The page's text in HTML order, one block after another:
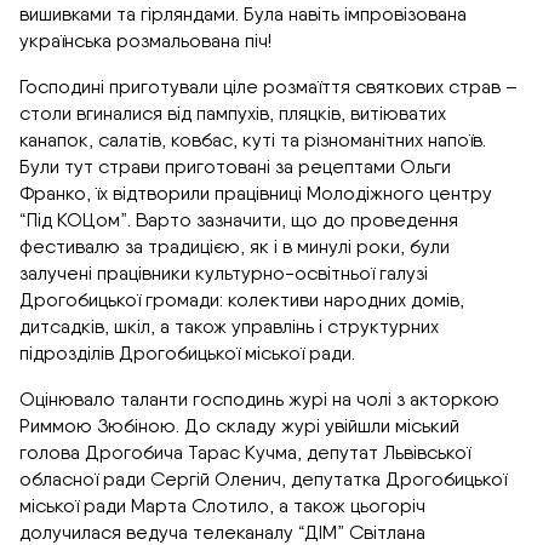
вишивками та гірляндами. Була навіть імпровізована
українська розмальована піч!
Господині приготували ціле розмаїття святкових страв –
столи вгиналися від пампухів, пляцків, витіюватих
канапок, салатів, ковбас, куті та різноманітних напоїв.
Були тут страви приготовані за рецептами Ольги
Франко, їх відтворили працівниці Молодіжного центру
“Під КОЦом”. Варто зазначити, що до проведення
фестивалю за традицією, як і в минулі роки, були
залучені працівники культурно-освітньої галузі
Дрогобицької громади: колективи народних домів,
дитсадків, шкіл, а також управлінь і структурних
підрозділів Дрогобицької міської ради.
Оцінювало таланти господинь журі на чолі з акторкою
Риммою Зюбіною. До складу журі увійшли міський
голова Дрогобича Тарас Кучма, депутат Львівської
обласної ради Сергій Оленич, депутатка Дрогобицької
міської ради Марта Слотило, а також цьогоріч
долучилася ведуча телеканалу “ДІМ” Світлана